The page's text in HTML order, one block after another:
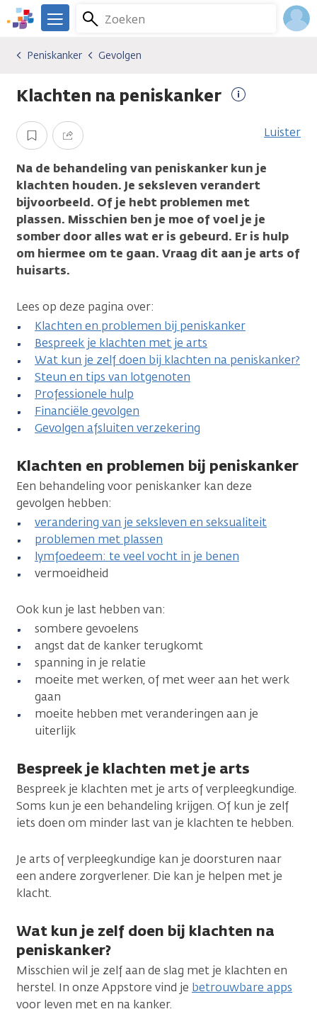
Overslaan
en
gaan
We
er
je.
Zoeken
Menu
Kankersoorten
Peniskanker
Gevolgen
Peniskanker Gevolgen
Klachten na peniskanker
informatie
Opslaan Delen Luister
Na de behandeling van peniskanker kun je
klachten houden. Je seksleven verandert
bijvoorbeeld. Of je hebt problemen met
plassen. Misschien ben je moe of voel je je
somber door alles wat er is gebeurd. Er is hulp
om hiermee om te gaan. Vraag dit aan je arts of
huisarts.
Lees op deze pagina over:
Klachten en problemen bij peniskanker
Bespreek je klachten met je arts
Wat kun je zelf doen bij klachten na peniskanker?
Steun en tips van lotgenoten
Professionele hulp
Financiële gevolgen
Gevolgen afsluiten verzekering
Klachten en problemen bij peniskanker
Een behandeling voor peniskanker kan deze
gevolgen hebben:
verandering van je seksleven en seksualiteit
problemen met plassen
lymfoedeem: te veel vocht in je benen
vermoeidheid
Ook kun je last hebben van:
sombere gevoelens
angst dat de kanker terugkomt
spanning in je relatie
moeite met werken, of met weer aan het werk
gaan
moeite hebben met veranderingen aan je
uiterlijk
Bespreek je klachten met je arts
Bespreek je klachten met je arts of verpleegkundige.
Soms kun je een behandeling krijgen. Of kun je zelf
iets doen om minder last van je klachten te hebben.
Je arts of verpleegkundige kan je doorsturen naar
een andere zorgverlener. Die kan je helpen met je
klacht.
Wat kun je zelf doen bij klachten na
peniskanker?
Misschien wil je zelf aan de slag met je klachten en
herstel. In onze Appstore vind je betrouwbare apps
voor leven met en na kanker.